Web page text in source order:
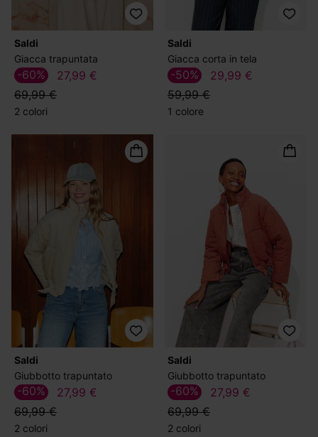
Saldi
Giacca trapuntata
27,99 €
69,99 €
-60%
2 colori
Saldi
Giacca corta in tela
29,99 €
59,99 €
-50%
1 colore
Saldi
Giubbotto trapuntato
27,99 €
69,99 €
-60%
2 colori
Saldi
Giubbotto trapuntato
27,99 €
69,99 €
-60%
2 colori